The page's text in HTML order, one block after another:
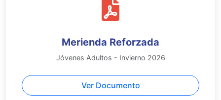
Merienda Reforzada
Jóvenes Adultos - Invierno 2026
Ver Documento